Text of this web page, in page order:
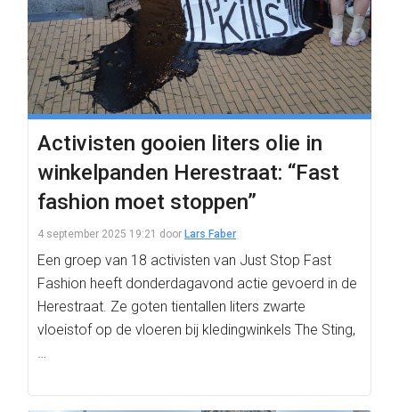
Activisten gooien liters olie in
winkelpanden Herestraat: “Fast
fashion moet stoppen”
4 september 2025 19:21 door Lars Faber
Een groep van 18 activisten van Just Stop Fast
Fashion heeft donderdagavond actie gevoerd in de
Herestraat. Ze goten tientallen liters zwarte
vloeistof op de vloeren bij kledingwinkels The Sting,
…